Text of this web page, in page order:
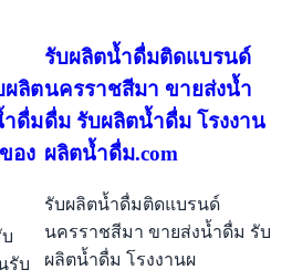
ผลิต
ดื่ม
อง
รับ
รับผลิตน้ำดื่มติดแบรนด์
นครราชสีมา ขายส่งน้ำ
ดื่ม รับผลิตน้ำดื่ม โรงงาน
ผลิตน้ำดื่ม.com
รับผลิตน้ำดื่มติดแบรนด์
นครราชสีมา ขายส่งน้ำดื่ม รับ
ผลิตน้ำดื่ม โรงงานผ